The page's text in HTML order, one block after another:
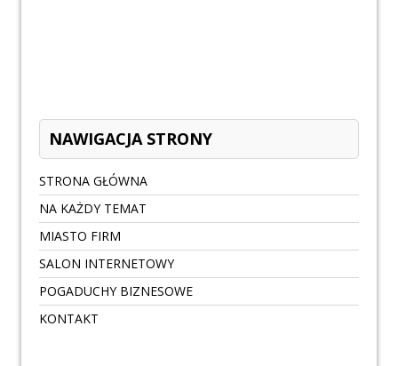
NAWIGACJA STRONY
STRONA GŁÓWNA
NA KAŻDY TEMAT
MIASTO FIRM
SALON INTERNETOWY
POGADUCHY BIZNESOWE
KONTAKT